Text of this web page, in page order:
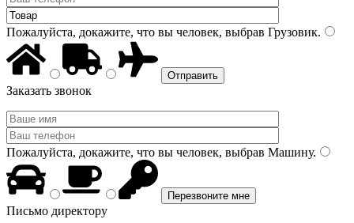
Пожалуйста, докажите, что вы человек, выбрав Грузовик.
Заказать звонок
Пожалуйста, докажите, что вы человек, выбрав Машину.
Письмо директору